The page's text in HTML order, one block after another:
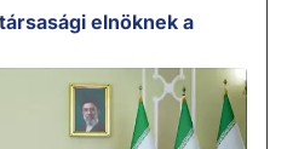
elnöknek a